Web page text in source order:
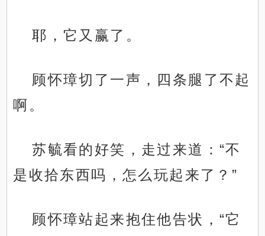
耶，它又赢了。
顾怀璋切了一声，四条腿了不起
啊。
苏毓看的好笑，走过来道：“不
是收拾东西吗，怎么玩起来了？”
顾怀璋站起来抱住他告状，“它